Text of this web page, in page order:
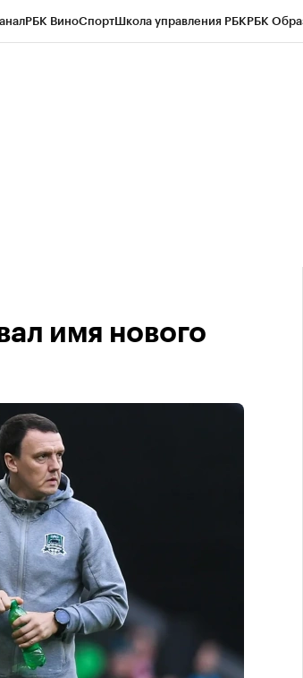
РБК ВиноСпортШкола управления РБКРБК
имя нового